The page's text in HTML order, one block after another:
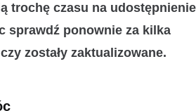
trochę czasu na udostępnienie
sprawdź ponownie za kilka
zostały zaktualizowane.